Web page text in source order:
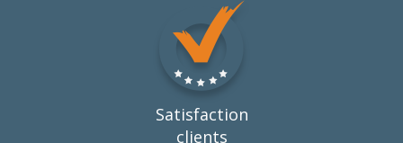
Satisfaction
clients